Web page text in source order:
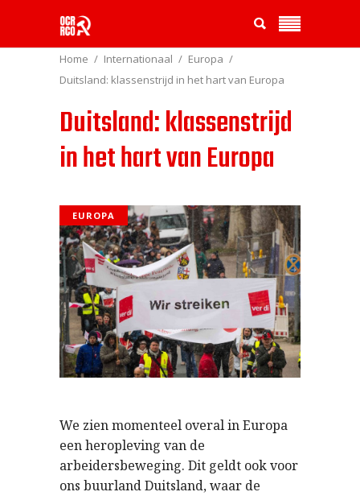
Home Internationaal
Europa
Duitsland: klassenstrijd in het hart van Europa
Duitsland: klassenstrijd
in het hart van Europa
EUROPA
We zien momenteel overal in Europa
een heropleving van de
arbeidersbeweging. Dit geldt ook voor
ons buurland Duitsland, waar de